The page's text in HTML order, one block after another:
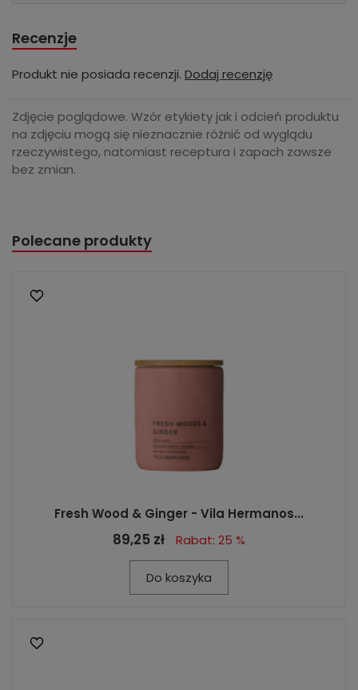
Recenzje
Produkt nie posiada recenzji. Dodaj recenzję
Zdjęcie poglądowe. Wzór etykiety jak i odcień produktu
na zdjęciu mogą się nieznacznie różnić od wyglądu
rzeczywistego, natomiast receptura i zapach zawsze
bez zmian.
Polecane produkty
Fresh Wood & Ginger - Vila Hermanos...
89,25 zł Rabat: 25 %
Do koszyka